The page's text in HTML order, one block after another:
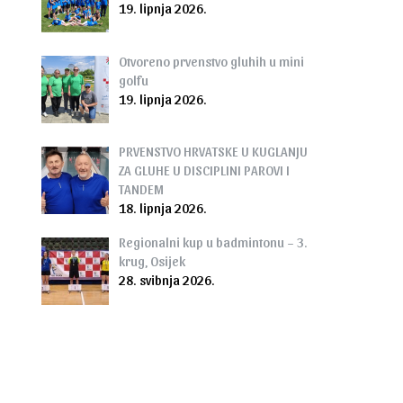
19. lipnja 2026.
Otvoreno prvenstvo gluhih u mini
golfu
19. lipnja 2026.
PRVENSTVO HRVATSKE U KUGLANJU
ZA GLUHE U DISCIPLINI PAROVI I
TANDEM
18. lipnja 2026.
Regionalni kup u badmintonu – 3.
krug, Osijek
28. svibnja 2026.